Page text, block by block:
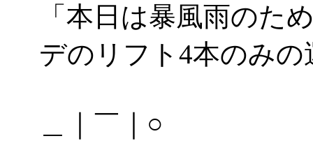
「本日は暴風雨のた
デのリフト4本のみ
＿｜￣｜○